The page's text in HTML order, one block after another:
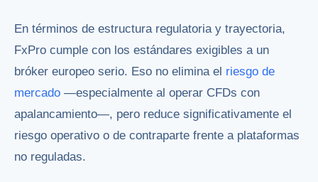
En términos de estructura regulatoria y trayectoria,
FxPro cumple con los estándares exigibles a un
bróker europeo serio. Eso no elimina el riesgo de
mercado —especialmente al operar CFDs con
apalancamiento—, pero reduce significativamente el
riesgo operativo o de contraparte frente a plataformas
no reguladas.